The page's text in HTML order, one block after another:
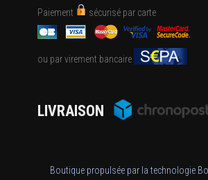
Paiement sécurisé par carte
ou par virement bancaire
LIVRAISON
Boutique propulsée par la technologie